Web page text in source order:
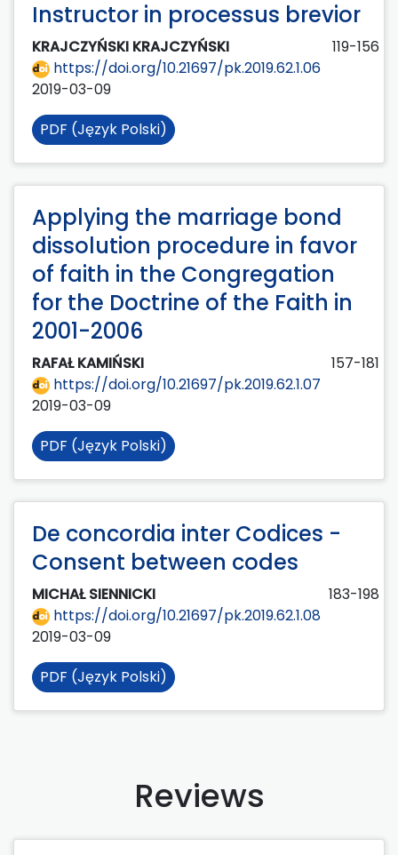
Instructor in processus brevior
KRAJCZYŃSKI KRAJCZYŃSKI
119-156
https://doi.org/10.21697/pk.2019.62.1.06
2019-03-09
PDF (Język Polski)
Applying the marriage bond
dissolution procedure in favor
of faith in the Congregation
for the Doctrine of the Faith in
2001-2006
RAFAŁ KAMIŃSKI
157-181
https://doi.org/10.21697/pk.2019.62.1.07
2019-03-09
PDF (Język Polski)
De concordia inter Codices -
Consent between codes
MICHAŁ SIENNICKI
183-198
https://doi.org/10.21697/pk.2019.62.1.08
2019-03-09
PDF (Język Polski)
Reviews